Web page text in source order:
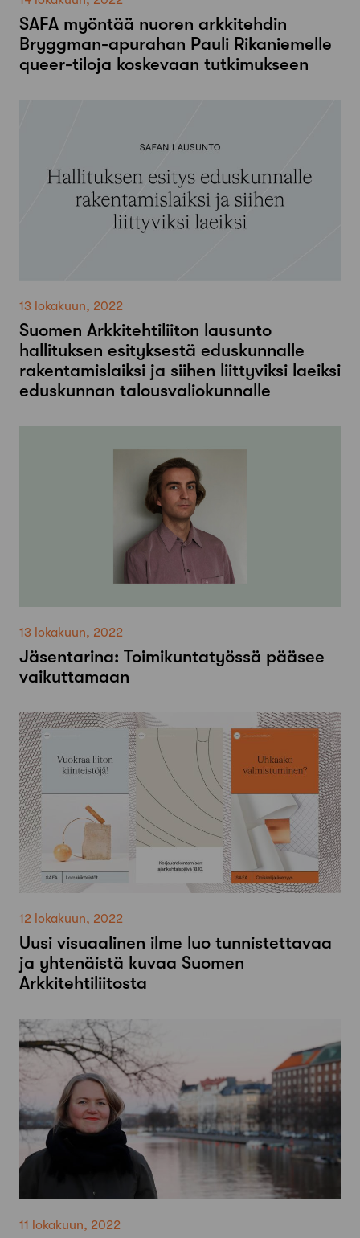
SAFA myöntää nuoren arkkitehdin
Bryggman-apurahan Pauli Rikaniemelle
queer-tiloja koskevaan tutkimukseen
13 lokakuun, 2022
Suomen Arkkitehtiliiton lausunto
hallituksen esityksestä eduskunnalle
rakentamislaiksi ja siihen liittyviksi laeiksi
eduskunnan talousvaliokunnalle
13 lokakuun, 2022
Jäsentarina: Toimikuntatyössä pääsee
vaikuttamaan
12 lokakuun, 2022
Uusi visuaalinen ilme luo tunnistettavaa
ja yhtenäistä kuvaa Suomen
Arkkitehtiliitosta
11 lokakuun, 2022